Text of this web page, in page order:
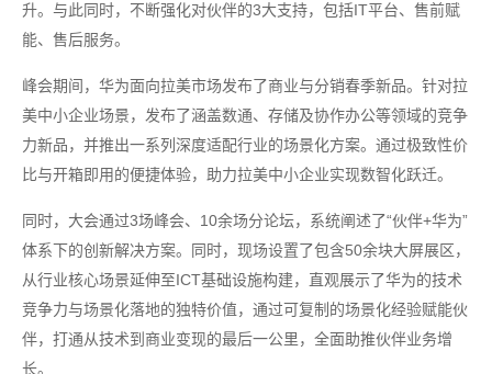
升。与此同时，不断强化对伙伴的3大支持，包括IT平台、售前赋
能、售后服务。
峰会期间，华为面向拉美市场发布了商业与分销春季新品。针对拉
美中小企业场景，发布了涵盖数通、存储及协作办公等领域的竞争
力新品，并推出一系列深度适配行业的场景化方案。通过极致性价
比与开箱即用的便捷体验，助力拉美中小企业实现数智化跃迁。
同时，大会通过3场峰会、10余场分论坛，系统阐述了“伙伴+华为”
体系下的创新解决方案。同时，现场设置了包含50余块大屏展区，
从行业核心场景延伸至ICT基础设施构建，直观展示了华为的技术
竞争力与场景化落地的独特价值，通过可复制的场景化经验赋能伙
伴，打通从技术到商业变现的最后一公里，全面助推伙伴业务增
长。